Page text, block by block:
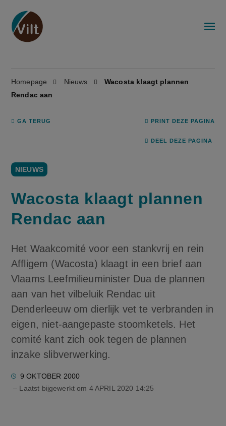
Homepage Nieuws
Wacosta klaagt plannen
Rendac aan
GA TERUG PRINT DEZE PAGINA
DEEL DEZE PAGINA
NIEUWS
Wacosta klaagt plannen
Rendac aan
Het Waakcomité voor een stankvrij en rein
Affligem (Wacosta) klaagt in een brief aan
Vlaams Leefmilieuminister Dua de plannen
aan van het vilbeluik Rendac uit
Denderleeuw om dierlijk vet te verbranden in
eigen, niet-aangepaste stoomketels. Het
comité kant zich ook tegen de plannen
inzake slibverwerking.
9 OKTOBER 2000
– Laatst bijgewerkt om 4 APRIL 2020 14:25